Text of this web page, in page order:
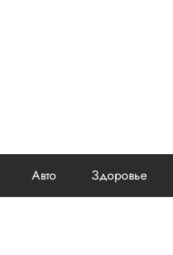
Авто Здоровье